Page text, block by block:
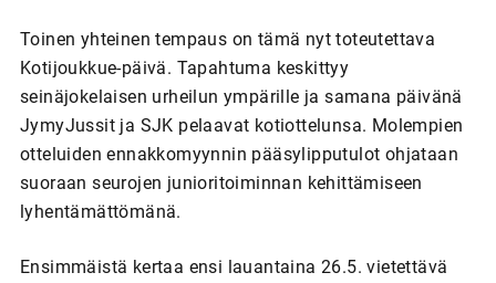
Toinen yhteinen tempaus on tämä nyt toteutettava
Kotijoukkue-päivä. Tapahtuma keskittyy
seinäjokelaisen urheilun ympärille ja samana päivänä
JymyJussit ja SJK pelaavat kotiottelunsa. Molempien
otteluiden ennakkomyynnin pääsylipputulot ohjataan
suoraan seurojen junioritoiminnan kehittämiseen
lyhentämättömänä.
Ensimmäistä kertaa ensi lauantaina 26.5. vietettävä